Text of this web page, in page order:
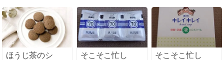
ほうじ茶のシ
そこそこ忙し
そこそこ忙し